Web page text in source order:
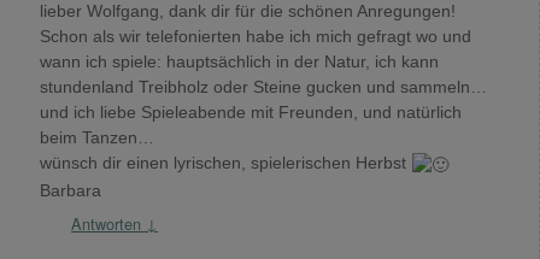
lieber Wolfgang, dank dir für die schönen Anregungen!
Schon als wir telefonierten habe ich mich gefragt wo und
wann ich spiele: hauptsächlich in der Natur, ich kann
stundenland Treibholz oder Steine gucken und sammeln…
und ich liebe Spieleabende mit Freunden, und natürlich
beim Tanzen…
wünsch dir einen lyrischen, spielerischen Herbst
Barbara
Antworten ↓